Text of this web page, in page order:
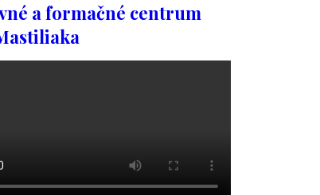
a formačné centrum